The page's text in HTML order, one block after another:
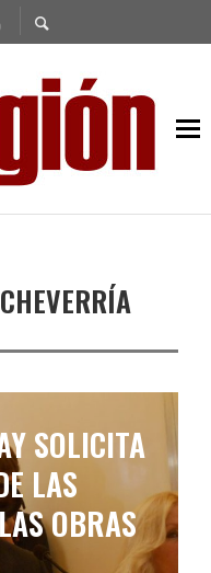
SOLICITA
LAS
OBRAS